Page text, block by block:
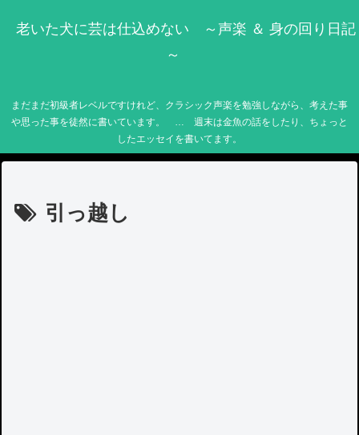
老いた犬に芸は仕込めない ～声楽 ＆ 身の回り日記
～
まだまだ初級者レベルですけれど、クラシック声楽を勉強しながら、考えた事
や思った事を徒然に書いています。 … 週末は金魚の話をしたり、ちょっと
したエッセイを書いてます。
引っ越し